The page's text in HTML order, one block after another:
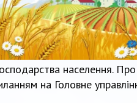
населення.
на Головне